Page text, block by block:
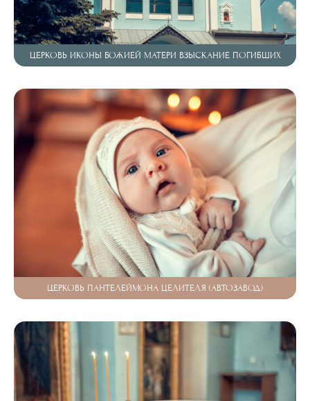
ЦЕРКОВЬ ИКОНЫ БОЖИЕЙ МАТЕРИ ВЗЫСКАНИЕ ПОГИБШИХ
ЦЕРКОВЬ ПАНТЕЛЕЙМОНА ЦЕЛИТЕЛЯ (АВТОЗАВОД)